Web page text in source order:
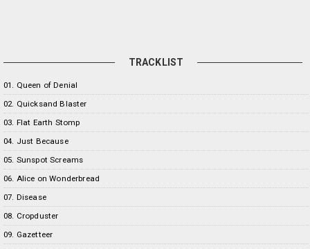
TRACKLIST
01. Queen of Denial
02. Quicksand Blaster
03. Flat Earth Stomp
04. Just Because
05. Sunspot Screams
06. Alice on Wonderbread
07. Disease
08. Cropduster
09. Gazetteer